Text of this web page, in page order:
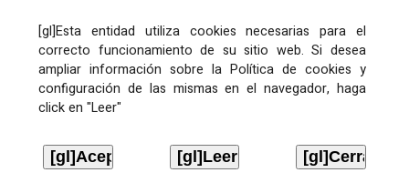
[gl]Esta entidad utiliza cookies necesarias para el
correcto funcionamiento de su sitio web. Si desea
ampliar información sobre la Política de cookies y
configuración de las mismas en el navegador, haga
click en "Leer"